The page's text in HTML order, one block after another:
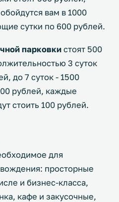
вам в 1000
сутки по 600 рублей.
парковки стоят 500
3 суток
до 7 суток - 1500
рублей, каждые
стоить 100 рублей.
для
просторные
и бизнес-класса,
кафе и закусочные,